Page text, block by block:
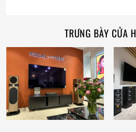
TRƯNG BÀY CỬA